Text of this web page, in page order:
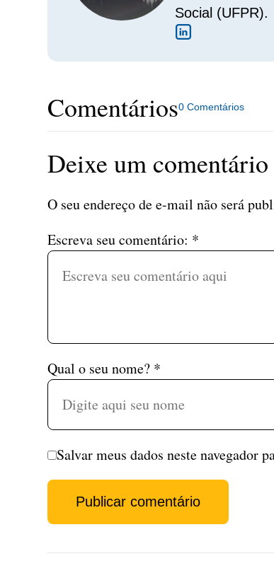
Social (UFPR).
Comentários0 Comentários
Deixe um comentário
O seu endereço de e-mail não será
Escreva seu comentário: *
Qual o seu nome? *
Salvar meus dados neste navegador